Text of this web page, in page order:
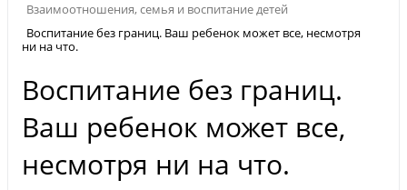
Взаимоотношения, семья и воспитание детей
Воспитание без границ. Ваш ребенок может все, несмотря
ни на что.
Воспитание без границ.
Ваш ребенок может все,
несмотря ни на что.